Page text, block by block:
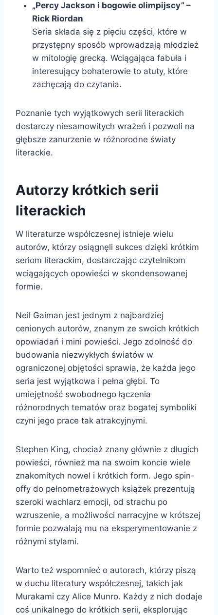
„Percy Jackson i bogowie olimpijscy” –
Rick Riordan
Seria składa się z pięciu części, które w
przystępny sposób wprowadzają młodzież
w mitologię grecką. Wciągająca fabuła i
interesujący bohaterowie to atuty, które
zachęcają do czytania.
Poznanie tych wyjątkowych serii literackich
dostarczy niesamowitych wrażeń i pozwoli na
głębsze zanurzenie w różnorodne światy
literackie.
Autorzy krótkich serii
literackich
W literaturze współczesnej istnieje wielu
autorów, którzy osiągnęli sukces dzięki krótkim
seriom literackim, dostarczając czytelnikom
wciągających opowieści w skondensowanej
formie.
Neil Gaiman jest jednym z najbardziej
cenionych autorów, znanym ze swoich krótkich
opowiadań i mini powieści. Jego zdolność do
budowania niezwykłych światów w
ograniczonej objętości sprawia, że każda jego
seria jest wyjątkowa i pełna głębi. To
umiejętność swobodnego łączenia
różnorodnych tematów oraz bogatej symboliki
czyni jego prace tak atrakcyjnymi.
Stephen King, chociaż znany głównie z długich
powieści, również ma na swoim koncie wiele
znakomitych nowel i krótkich form. Jego spin-
offy do pełnometrażowych książek prezentują
szeroki wachlarz emocji, od strachu po
wzruszenie, a możliwości narracyjne w krótszej
formie pozwalają mu na eksperymentowanie z
różnymi stylami.
Warto też wspomnieć o autorach, którzy piszą
w duchu literatury współczesnej, takich jak
Murakami czy Alice Munro. Każdy z nich dodaje
coś unikalnego do krótkich serii, eksplorując